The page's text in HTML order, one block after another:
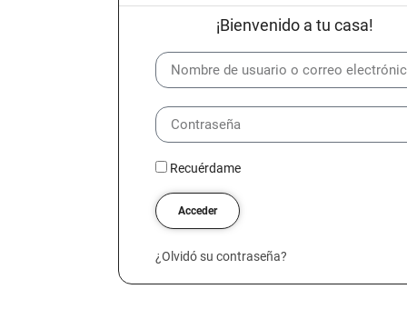
¡Bienvenido a tu casa!
Recuérdame
Acceder
¿Olvidó su contraseña?